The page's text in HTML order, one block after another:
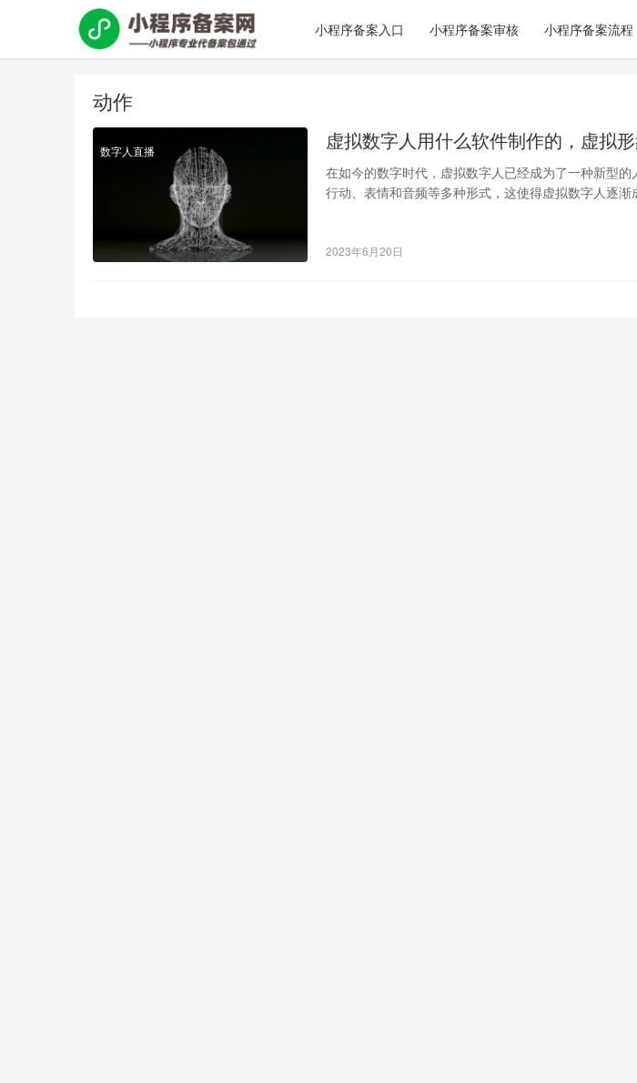
小程序备案入口 小程序备案审核 小程序备案流程
动作
数字人直播 虚拟数字人用什么软件制作的，虚拟
在如今的数字时代，虚拟数字人已经成为了一种新型
行动、表情和音频等多种形式，这使得虚拟数字人逐
2023年6月20日